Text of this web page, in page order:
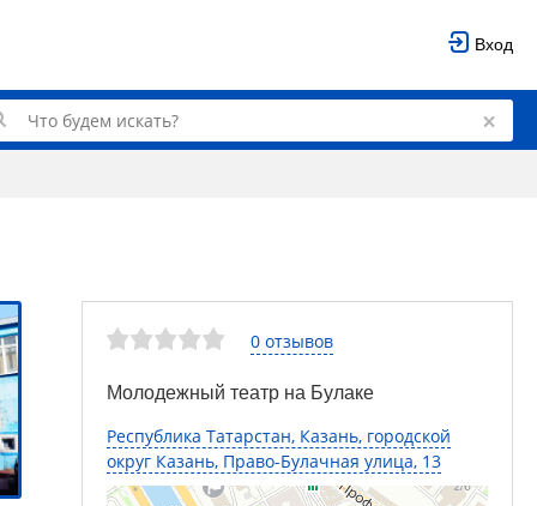
Вход
0 отзывов
Молодежный театр на Булаке
Республика Татарстан, Казань, городской
округ Казань, Право-Булачная улица, 13